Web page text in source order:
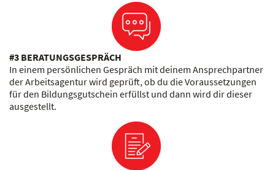
#3 BERATUNGSGESPRÄCH
In einem persönlichen Gespräch mit deinem Ansprechpartner
der Arbeitsagentur wird geprüft, ob du die Voraussetzungen
für den Bildungsgutschein erfüllst und dann wird dir dieser
ausgestellt.